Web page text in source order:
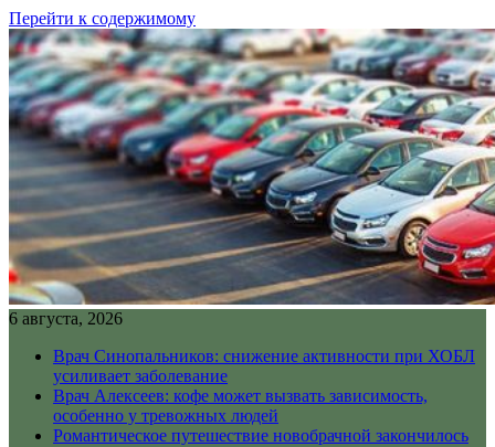
Перейти к содержимому
6 августа, 2026
Врач Синопальников: снижение активности при ХОБЛ
усиливает заболевание
Врач Алексеев: кофе может вызвать зависимость,
особенно у тревожных людей
Романтическое путешествие новобрачной закончилось